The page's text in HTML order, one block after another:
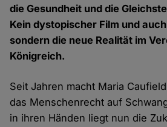
die Gesundheit und die
Kein dystopischer Film und
sondern die neue Realität im
Königreich.
Seit Jahren macht Maria
das Menschenrecht auf
in ihren Händen liegt nun die